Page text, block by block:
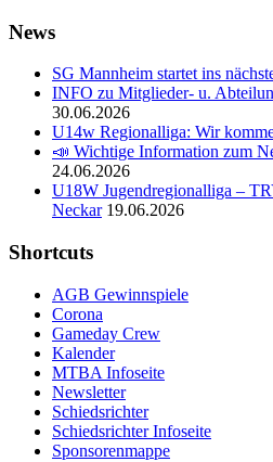
News
SG Mannheim startet ins
INFO zu Mitglieder- u.
30.06.2026
U14w Regionalliga: Wir
📣 Wichtige Information zum
24.06.2026
U18W Jugendregionalliga –
Neckar 19.06.2026
Shortcuts
AGB Gewinnspiele
Corona
Gameday Crew
Kalender
MTBA Infoseite
Newsletter
Schiedsrichter
Schiedsrichter Infoseite
Sponsorenmappe